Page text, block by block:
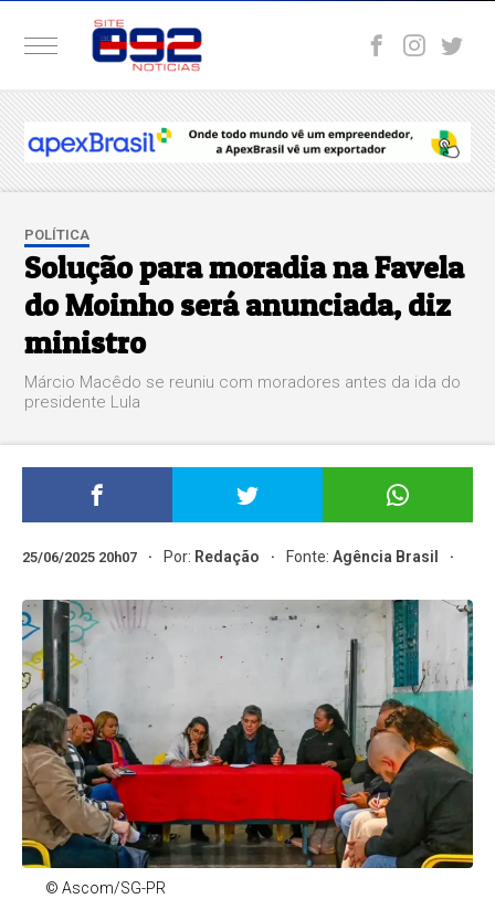
POLÍTICA
Solução para moradia na Favela
do Moinho será anunciada, diz
ministro
Márcio Macêdo se reuniu com moradores antes da ida do
presidente Lula
25/06/2025 20h07 Por: Redação Fonte:Agência Brasil
© Ascom/SG-PR